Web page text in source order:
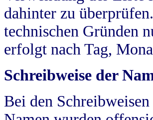
dahinter zu
technischen Gründen
erfolgt nach Tag,
Schreibweise der
Bei den